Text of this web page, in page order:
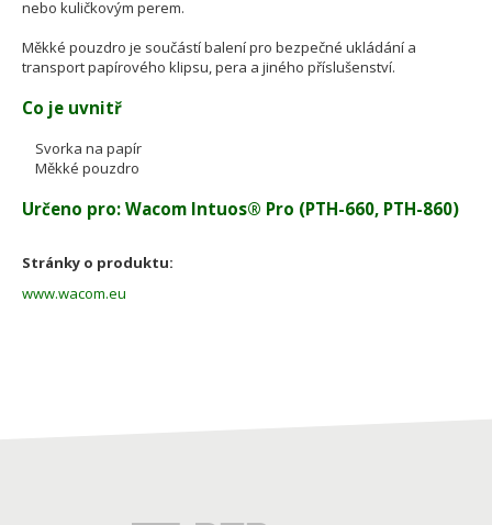
nebo kuličkovým perem.
Měkké pouzdro je součástí balení pro bezpečné ukládání a
transport papírového klipsu, pera a jiného příslušenství.
Co je uvnitř
Svorka na papír
Měkké pouzdro
Určeno pro: Wacom Intuos® Pro (PTH-660, PTH-860)
Stránky o produktu:
www.wacom.eu